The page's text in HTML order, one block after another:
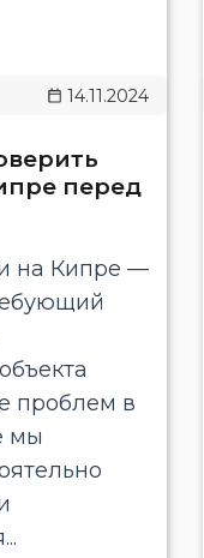
14.11.2024
перед
на Кипре —
проблем в
мы